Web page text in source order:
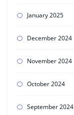
January 2025
December 2024
November 2024
October 2024
September 2024